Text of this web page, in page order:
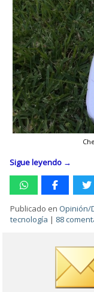
Sigue leyendo →
Publicado en Opinión/
tecnología | 88